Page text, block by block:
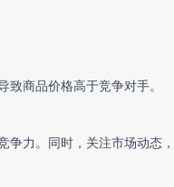
商品价格高于竞争对手。
力。同时，关注市场动态